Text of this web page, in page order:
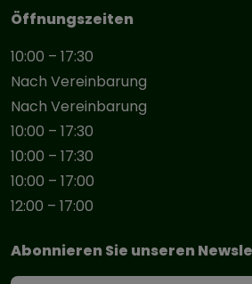
Öffnungszeiten
10:00 – 17:30
Nach Vereinbarung
Nach Vereinbarung
10:00 – 17:30
10:00 – 17:30
10:00 – 17:00
12:00 – 17:00
Abonnieren Sie unseren